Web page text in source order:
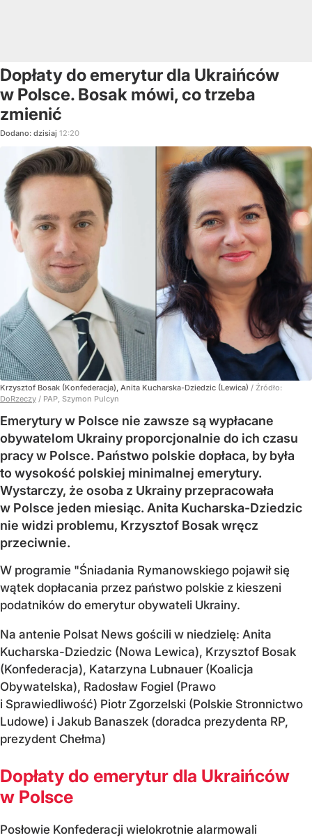
Dopłaty do emerytur dla Ukraińców
w Polsce. Bosak mówi, co trzeba
zmienić
Dodano: dzisiaj 12:20
Krzysztof Bosak (Konfederacja), Anita Kucharska-Dziedzic (Lewica) / Źródło:
DoRzeczy / PAP, Szymon Pulcyn
Emerytury w Polsce nie zawsze są wypłacane
obywatelom Ukrainy proporcjonalnie do ich czasu
pracy w Polsce. Państwo polskie dopłaca, by była
to wysokość polskiej minimalnej emerytury.
Wystarczy, że osoba z Ukrainy przepracowała
w Polsce jeden miesiąc. Anita Kucharska-Dziedzic
nie widzi problemu, Krzysztof Bosak wręcz
przeciwnie.
W programie "Śniadania Rymanowskiego pojawił się
wątek dopłacania przez państwo polskie z kieszeni
podatników do emerytur obywateli Ukrainy.
Na antenie Polsat News gościli w niedzielę: Anita
Kucharska-Dziedzic (Nowa Lewica), Krzysztof Bosak
(Konfederacja), Katarzyna Lubnauer (Koalicja
Obywatelska), Radosław Fogiel (Prawo
i Sprawiedliwość) Piotr Zgorzelski (Polskie Stronnictwo
Ludowe) i Jakub Banaszek (doradca prezydenta RP,
prezydent Chełma)
Dopłaty do emerytur dla Ukraińców
w Polsce
Posłowie Konfederacji wielokrotnie alarmowali